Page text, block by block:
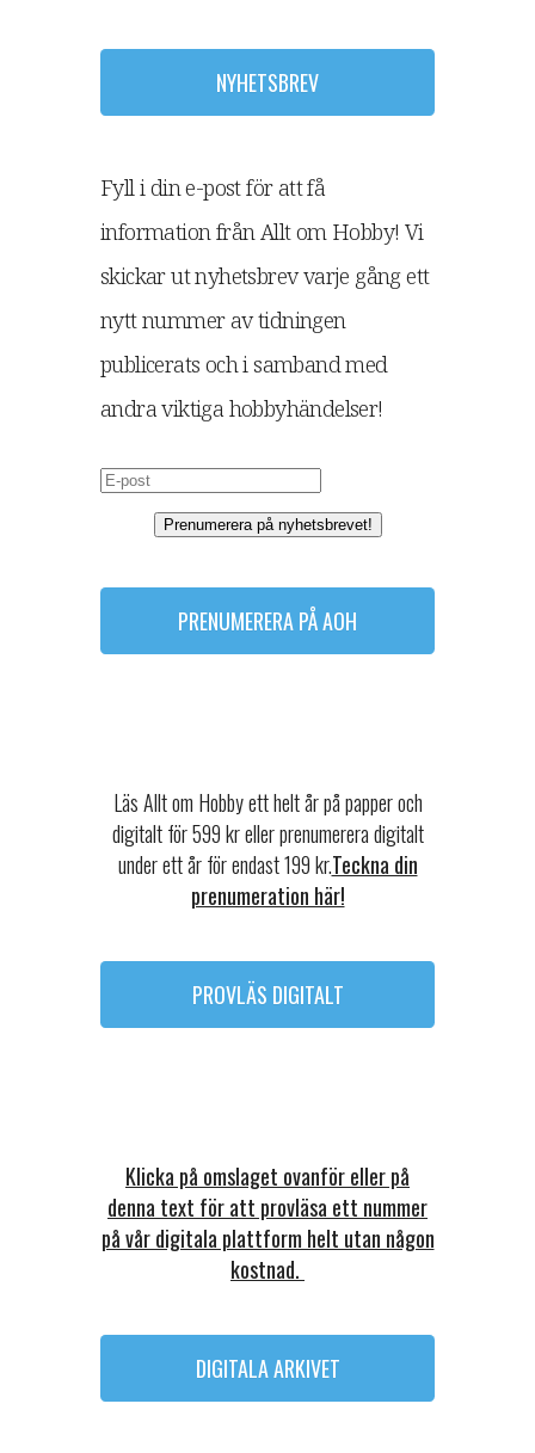
NYHETSBREV
Fyll i din e-post för att få
information från Allt om Hobby! Vi
skickar ut nyhetsbrev varje gång ett
nytt nummer av tidningen
publicerats och i samband med
andra viktiga hobbyhändelser!
Prenumerera på nyhetsbrevet!
PRENUMERERA PÅ AOH
Läs Allt om Hobby ett helt år på papper och
digitalt för 599 kr eller prenumerera digitalt
under ett år för endast 199 kr.Teckna din
prenumeration här!
PROVLÄS DIGITALT
Klicka på omslaget ovanför eller på
denna text för att provläsa ett nummer
på vår digitala plattform helt utan någon
kostnad.
DIGITALA ARKIVET